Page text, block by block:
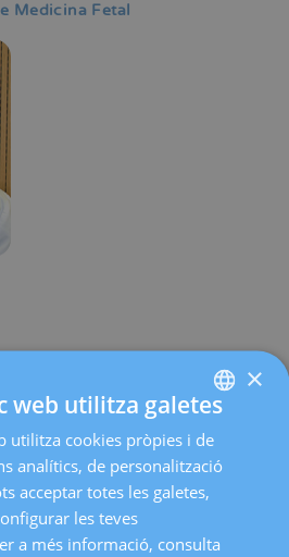
Medicina Fetal
Prenatal
resolució.
diagnòstic prenatal.
SPANISH
CATALÀ
FRENCH
×
web utilitza galetes
utilitza cookies pròpies i de
analítics, de personalització
acceptar totes les galetes,
les teves
a més informació, consulta